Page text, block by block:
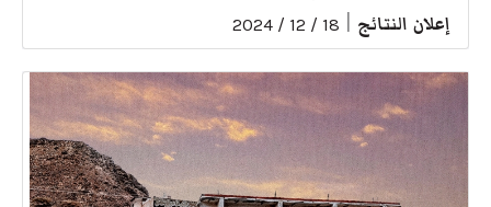
إعلان النتائج 18 / 12 / 2024